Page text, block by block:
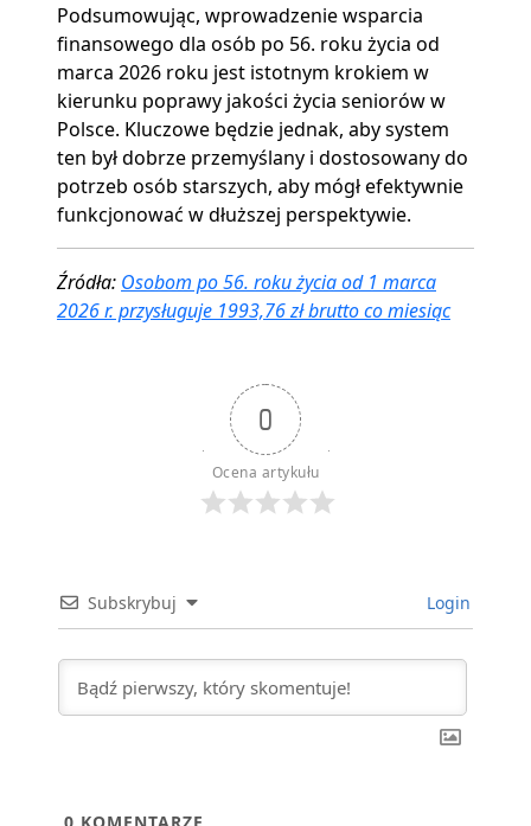
Podsumowując, wprowadzenie wsparcia
finansowego dla osób po 56. roku życia od
marca 2026 roku jest istotnym krokiem w
kierunku poprawy jakości życia seniorów w
Polsce. Kluczowe będzie jednak, aby system
ten był dobrze przemyślany i dostosowany do
potrzeb osób starszych, aby mógł efektywnie
funkcjonować w dłuższej perspektywie.
Źródła: Osobom po 56. roku życia od 1 marca
2026 r. przysługuje 1993,76 zł brutto co miesiąc
0
Ocena artykułu
Subskrybuj Login